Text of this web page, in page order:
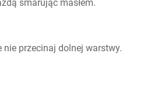
smarując masłem.
nie przecinaj dolnej warstwy.